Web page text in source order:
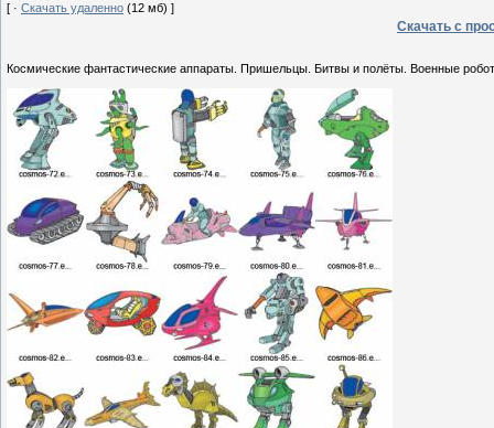
[ · Скачать удаленно (12 мб) ]
Скачать с
Космические фантастические аппараты. Пришельцы. Битвы и полёты. Военные